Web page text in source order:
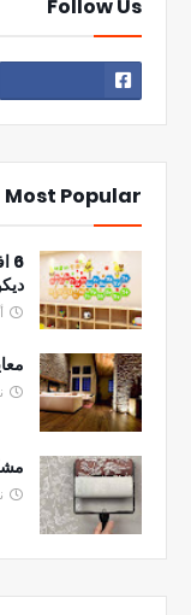
Follow Us
Most Popular